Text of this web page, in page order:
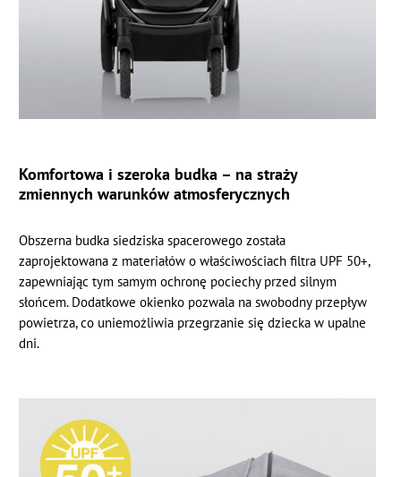
Komfortowa i szeroka budka – na straży
zmiennych warunków atmosferycznych
Obszerna budka siedziska spacerowego została
zaprojektowana z materiałów o właściwościach filtra UPF 50+,
zapewniając tym samym ochronę pociechy przed silnym
słońcem. Dodatkowe okienko pozwala na swobodny przepływ
powietrza, co uniemożliwia przegrzanie się dziecka w upalne
dni.